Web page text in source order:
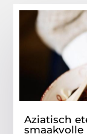
Aziatisch